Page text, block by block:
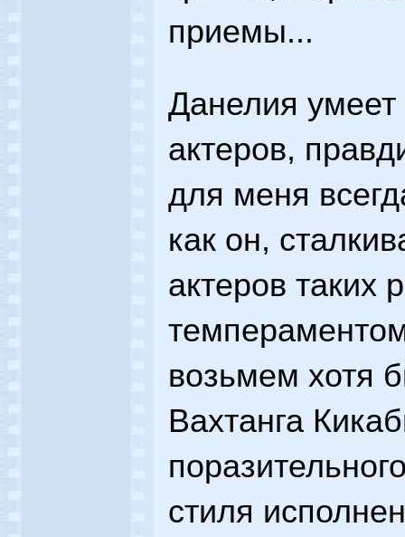
приемы...
Данелия умеет
актеров,
для меня
как он,
актеров таких
возьмем хотя
Вахтанга
стиля